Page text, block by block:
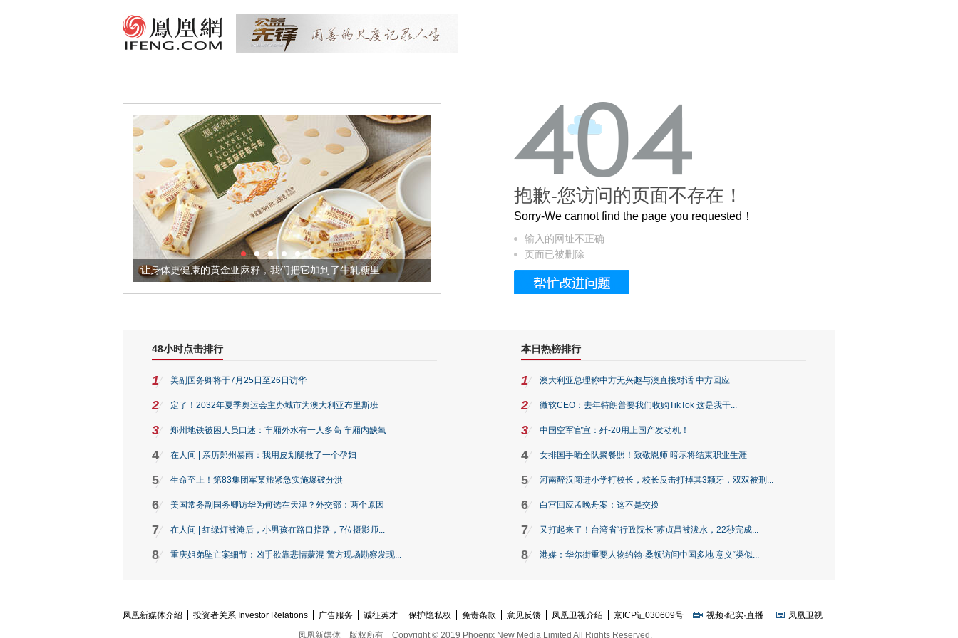
让身体更健康的黄金亚麻籽，我们把它加到了牛轧糖里 被列入佛家七宝的它到底有多美？
抱歉-您访问的页面不存在！
Sorry-We cannot find the page you requested！
输入的网址不正确
页面已被删除
48小时点击排行
1 美副国务卿将于7月25日至26日访华
2 定了！2032年夏季奥运会主办城市为澳大利亚布里斯班
3 郑州地铁被困人员口述：车厢外水有一人多高 车厢内缺氧
4 在人间 | 亲历郑州暴雨：我用皮划艇救了一个孕妇
5 生命至上！第83集团军某旅紧急实施爆破分洪
6 美国常务副国务卿访华为何选在天津？外交部：两个原因
7 在人间 | 红绿灯被淹后，小男孩在路口指路，7位摄影师...
8 重庆姐弟坠亡案细节：凶手欲靠悲情蒙混 警方现场勘察发现...
本日热榜排行
1 澳大利亚总理称中方无兴趣与澳直接对话 中方回应
2 微软CEO：去年特朗普要我们收购TikTok 这是我干...
3 中国空军官宣：歼-20用上国产发动机！
4 女排国手晒全队聚餐照！致敬恩师 暗示将结束职业生涯
5 河南醉汉闯进小学打校长，校长反击打掉其3颗牙，双双被刑...
6 白宫回应孟晚舟案：这不是交换
7 又打起来了！台湾省“行政院长”苏贞昌被泼水，22秒完成...
8 港媒：华尔街重要人物约翰·桑顿访问中国多地 意义“类似...
凤凰新媒体介绍 投资者关系 Investor Relations 广告服务 诚征英才 保护隐私权 免责条款 意见反馈 凤凰卫视介绍 京ICP证030609号 视频·纪实·直播
凤凰卫视
凤凰新媒体
版权所有 Copyright © 2019 Phoenix New Media Limited All Rights Reserved.